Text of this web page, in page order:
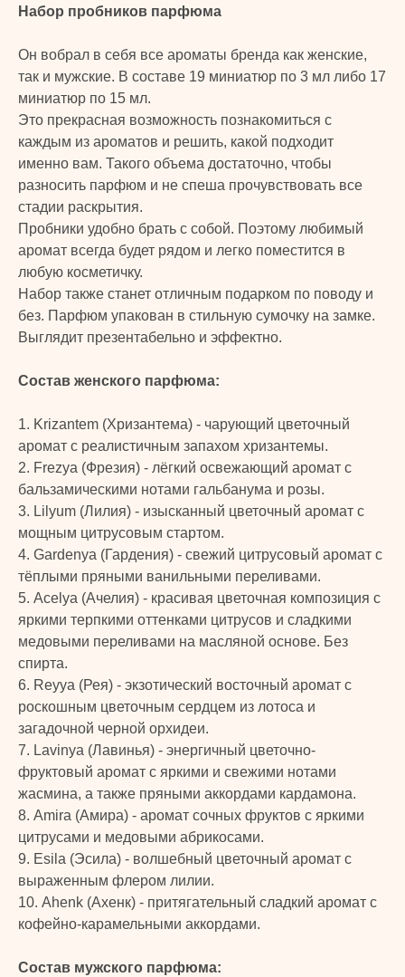
Набор пробников парфюма
Он вобрал в себя все ароматы бренда как женские,
так и мужские. В составе 19 миниатюр по 3 мл либо 17
миниатюр по 15 мл.
Это прекрасная возможность познакомиться с
каждым из ароматов и решить, какой подходит
именно вам. Такого объема достаточно, чтобы
разносить парфюм и не спеша прочувствовать все
стадии раскрытия.
Пробники удобно брать с собой. Поэтому любимый
аромат всегда будет рядом и легко поместится в
любую косметичку.
Набор также станет отличным подарком по поводу и
без. Парфюм упакован в стильную сумочку на замке.
Выглядит презентабельно и эффектно.
Состав женского парфюма:
1. Krizantem (Хризантема) - чарующий цветочный
аромат с реалистичным запахом хризантемы.
2. Frezya (Фрезия) - лёгкий освежающий аромат с
бальзамическими нотами гальбанума и розы.
3. Lilyum (Лилия) - изысканный цветочный аромат с
мощным цитрусовым стартом.
4. Gardenya (Гардения) - свежий цитрусовый аромат с
тёплыми пряными ванильными переливами.
5. Acelya (Ачелия) - красивая цветочная композиция с
яркими терпкими оттенками цитрусов и сладкими
медовыми переливами на масляной основе. Без
спирта.
6. Reyya (Рея) - экзотический восточный аромат с
роскошным цветочным сердцем из лотоса и
загадочной черной орхидеи.
7. Lavinya (Лавинья) - энергичный цветочно-
фруктовый аромат с яркими и свежими нотами
жасмина, а также пряными аккордами кардамона.
8. Amira (Амира) - аромат сочных фруктов с яркими
цитрусами и медовыми абрикосами.
9. Esila (Эсила) - волшебный цветочный аромат с
выраженным флером лилии.
10. Ahenk (Ахенк) - притягательный сладкий аромат с
кофейно-карамельными аккордами.
Состав мужского парфюма: